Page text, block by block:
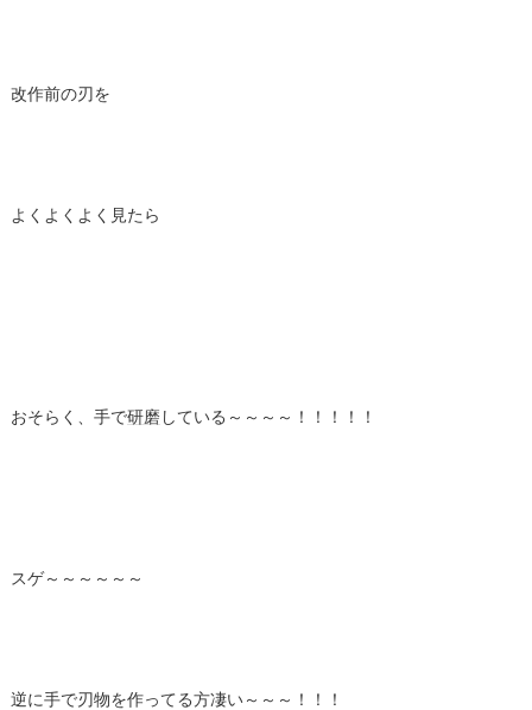
改作前の刃を
よくよくよく見たら
おそらく、手で研磨 している～～～～！！！！！
スゲ～～～～～～
逆に手で刃物を作ってる方凄い～～～！！！